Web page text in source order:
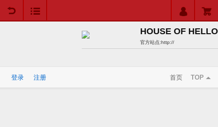
HOUSE OF HELLO
官方站点:http://
登录 注册 首页 TOP